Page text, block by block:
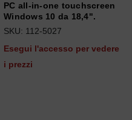
PC all-in-one touchscreen
Windows 10 da 18,4".
SKU: 112-5027
Esegui l'accesso per vedere
i prezzi